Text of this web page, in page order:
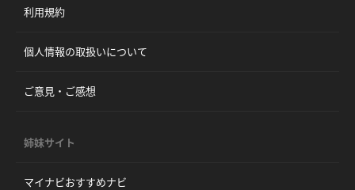
利用規約
個人情報の取扱いについて
ご意見・ご感想
姉妹サイト
マイナビおすすめナビ